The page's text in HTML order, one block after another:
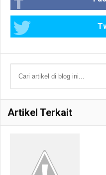
Artikel Terkait